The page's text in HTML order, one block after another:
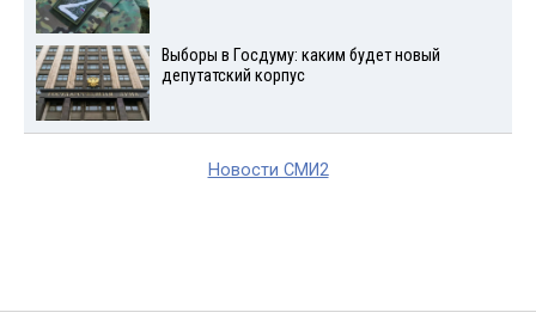
Выборы в Госдуму: каким будет новый
депутатский корпус
Новости СМИ2